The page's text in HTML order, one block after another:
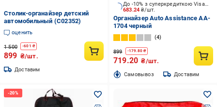
Столик-органайзер детский
автомобильный (C02352)
оценить
1 500 -601 ₴
899 ₴/шт.
Доставим
683.24₴/шт.
До -10% з суперкредиткою Visa Вигода
Органайзер Auto Assistance AA-
1704 черный
4
899 -179.80₴
719.20 ₴/шт.
Cамовывоз Доставим